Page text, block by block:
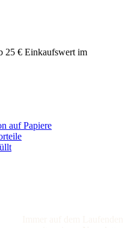
25 € Einkaufswert im